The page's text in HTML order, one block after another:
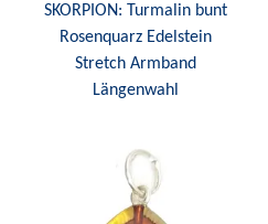
SKORPION: Turmalin bunt
Rosenquarz Edelstein
Stretch Armband
Längenwahl